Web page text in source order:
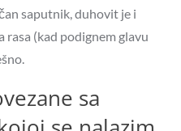
saputnik, duhovit je i
rasa (kad podignem glavu
sa